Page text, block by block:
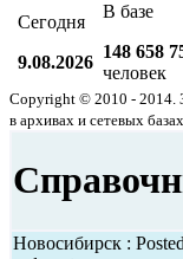
Сегодня
9.08.2026
В базе
148 658
человек
Copyright © 2010 - 2014.
в архивах и сетевых
Новосибирск :